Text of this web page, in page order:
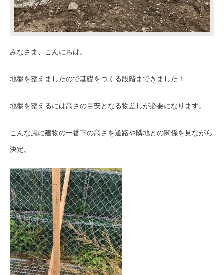
みなさま、こんにちは。
地盤を整えましたので基礎をつくる段階まできました！
地盤を整えるには高さの目安となる物差しが必要になります。
こんな風に建物の一番下の高さを道路や隣地との関係を見ながら
決定。